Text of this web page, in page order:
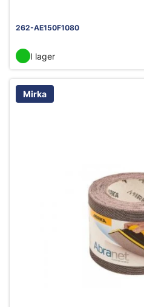
262-AE150F1080
I lager
Mirka